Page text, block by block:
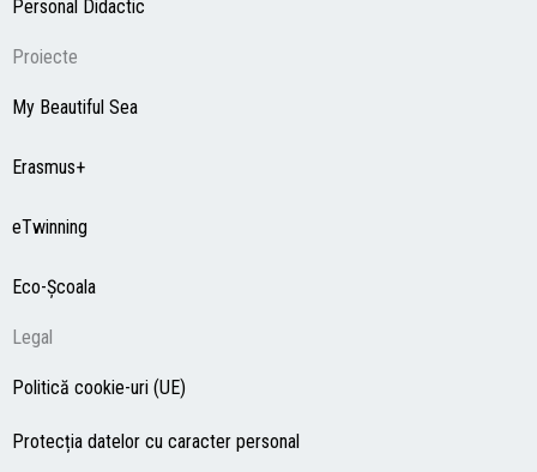
Personal Didactic
Proiecte
My Beautiful Sea
Erasmus+
eTwinning
Eco-Şcoala
Legal
Politică cookie-uri (UE)
Protecția datelor cu caracter personal